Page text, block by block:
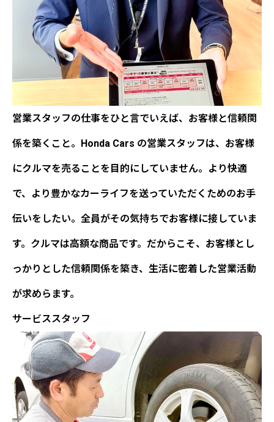
営業スタッフの仕事をひと言でいえば、 お客様と信頼関
係を築くこと。Honda Cars の営業スタッフは、お客様
にクルマを売ることを目的にしていません。より快適
で、より豊かなカーライフを送っていただくためのお手
伝いをしたい。全員がその気持ちでお客様に接していま
す。クルマは高額な商品です。だからこそ、お客様とし
っかりとした信頼関係を築き、生活に密着した営業活動
が求めらます。
サービススタッフ